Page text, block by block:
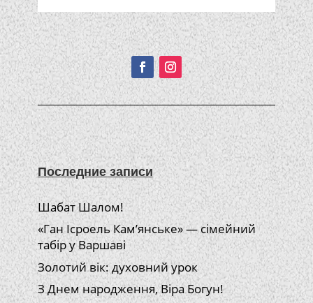
Подписывайтесь!
Последние записи
Шабат Шалом!
«Ган Ісроель Кам’янське» — сімейний
табір у Варшаві
Золотий вік: духовний урок
З Днем народження, Віра Богун!